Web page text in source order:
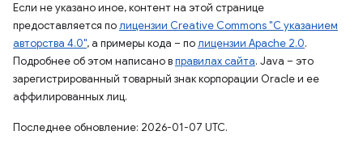
Если не указано иное, контент на этой странице
предоставляется полицензии Creative Commons "С указанием
авторства 4.0", а примеры кода – полицензии Apache 2.0.
Подробнее об этом написано вправилах сайта. Java – это
зарегистрированный товарный знак корпорации Oracle и ее
аффилированных лиц.
Последнее обновление: 2026-01-07 UTC.